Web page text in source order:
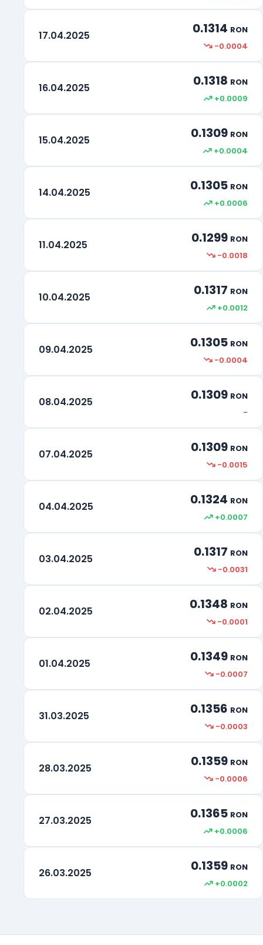
17.04.2025 0.1314 RON
-0.0004
16.04.2025 0.1318 RON
+0.0009
15.04.2025 0.1309 RON
+0.0004
14.04.2025 0.1305 RON
+0.0006
11.04.2025 0.1299 RON
-0.0018
10.04.2025 0.1317 RON
+0.0012
09.04.2025 0.1305 RON
-0.0004
08.04.2025 0.1309 RON
-
07.04.2025 0.1309 RON
-0.0015
04.04.2025 0.1324 RON
+0.0007
03.04.2025 0.1317 RON
-0.0031
02.04.2025 0.1348 RON
-0.0001
01.04.2025 0.1349 RON
-0.0007
31.03.2025 0.1356 RON
-0.0003
28.03.2025 0.1359 RON
-0.0006
27.03.2025 0.1365 RON
+0.0006
26.03.2025 0.1359 RON
+0.0002